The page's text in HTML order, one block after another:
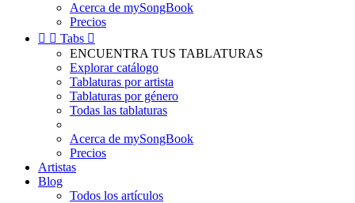
Acerca de mySongBook
Precios
  Tabs 
ENCUENTRA TUS TABLATURAS
Explorar catálogo
Tablaturas por artista
Tablaturas por género
Todas las tablaturas
Acerca de mySongBook
Precios
Artistas
Blog
Todos los artículos